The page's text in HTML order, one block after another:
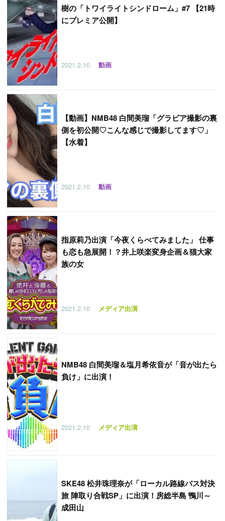
樹の「トワイライトシンドローム」#7 【21時
にプレミア公開】
2021.2.10 動画
【動画】NMB48 白間美瑠「グラビア撮影の裏
側を初公開♡こんな感じで撮影してます♡」
【水着】
2021.2.10 動画
指原莉乃出演「今夜くらべてみました」 仕事
も恋も急展開！？井上咲楽変身企画＆猫大家
族の女
2021.2.10 メディア出演
NMB48 白間美瑠＆塩月希依音が「音が出たら
負け」に出演！
2021.2.10 メディア出演
SKE48 松井珠理奈が「ローカル路線バス対決
旅 陣取り合戦SP」に出演！房総半島 鴨川～
成田山